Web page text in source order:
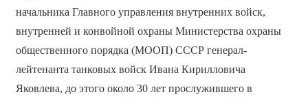
начальника Главного управления внутренних войск,
внутренней и конвойной охраны Министерства охраны
общественного порядка (МООП) СССР генерал-
лейтенанта танковых войск Ивана Кирилловича
Яковлева, до этого около 30 лет прослужившего в